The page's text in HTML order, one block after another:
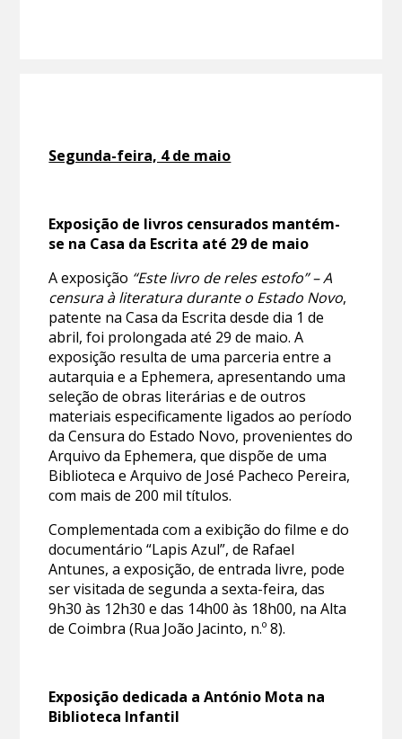
Segunda-feira, 4 de maio
Exposição de livros censurados mantém-
se na Casa da Escrita até 29 de maio
A exposição “Este livro de reles estofo” – A
censura à literatura durante o Estado Novo,
patente na Casa da Escrita desde dia 1 de
abril, foi prolongada até 29 de maio. A
exposição resulta de uma parceria entre a
autarquia e a Ephemera, apresentando uma
seleção de obras literárias e de outros
materiais especificamente ligados ao período
da Censura do Estado Novo, provenientes do
Arquivo da Ephemera, que dispõe de uma
Biblioteca e Arquivo de José Pacheco Pereira,
com mais de 200 mil títulos.
Complementada com a exibição do filme e do
documentário “Lapis Azul”, de Rafael
Antunes, a exposição, de entrada livre, pode
ser visitada de segunda a sexta-feira, das
9h30 às 12h30 e das 14h00 às 18h00, na Alta
de Coimbra (Rua João Jacinto, n.º 8).
Exposição dedicada a António Mota na
Biblioteca Infantil